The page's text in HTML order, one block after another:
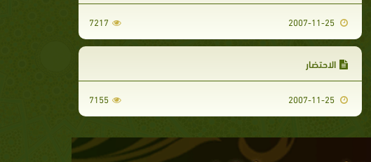
2007-11-25
7217
الاحتضار
2007-11-25
7155